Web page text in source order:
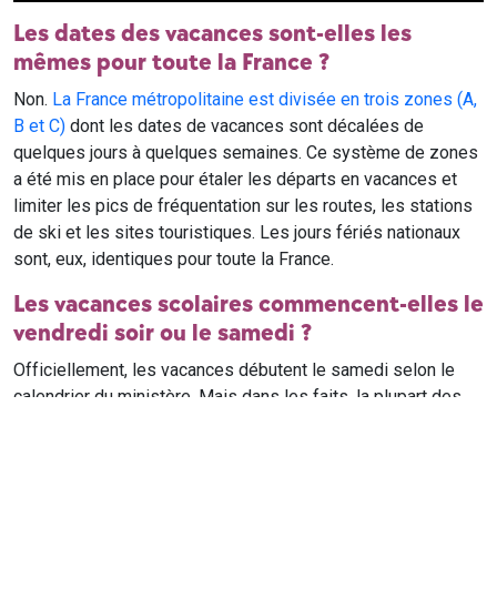
Les dates des vacances sont-elles les
mêmes pour toute la France ?
Non. La France métropolitaine est divisée en trois zones (A,
B et C) dont les dates de vacances sont décalées de
quelques jours à quelques semaines. Ce système de zones
a été mis en place pour étaler les départs en vacances et
limiter les pics de fréquentation sur les routes, les stations
de ski et les sites touristiques. Les jours fériés nationaux
sont, eux, identiques pour toute la France.
Les vacances scolaires commencent-elles le
vendredi soir ou le samedi ?
Officiellement, les vacances débutent le samedi selon le
calendrier du ministère. Mais dans les faits, la plupart des